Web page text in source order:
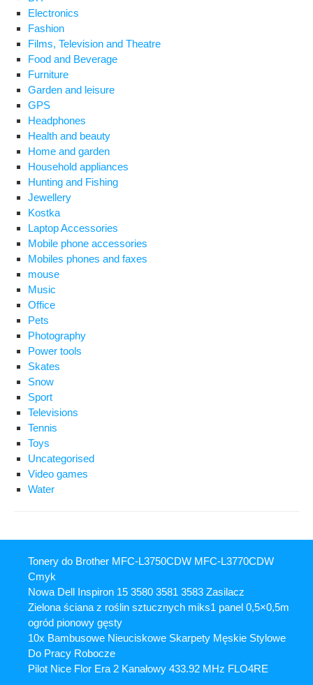
Electronics
Fashion
Films, Television and Theatre
Food and Beverage
Furniture
Garden and leisure
GPS
Headphones
Health and beauty
Home and garden
Household appliances
Hunting and Fishing
Jewellery
Kostka
Laptop Accessories
Mobile phone accessories
Mobiles phones and faxes
mouse
Music
Office
Pets
Photography
Power tools
Skates
Snow
Sport
Televisions
Tennis
Toys
Uncategorised
Video games
Water
Tonery do Brother MFC-L3750CDW MFC-L3770CDW
Cmyk
Nowa Dell Inspiron 15 3580 3581 3583 Zasilacz
Zielona ściana z roślin sztucznych miks1 panel 0,5×0,5m
ogród pionowy gęsty
10x Bambusowe Nieuciskowe Skarpety Męskie Stylowe
Do Pracy Robocze
Pilot Nice Flor Era 2 Kanałowy 433.92 MHz FLO4RE